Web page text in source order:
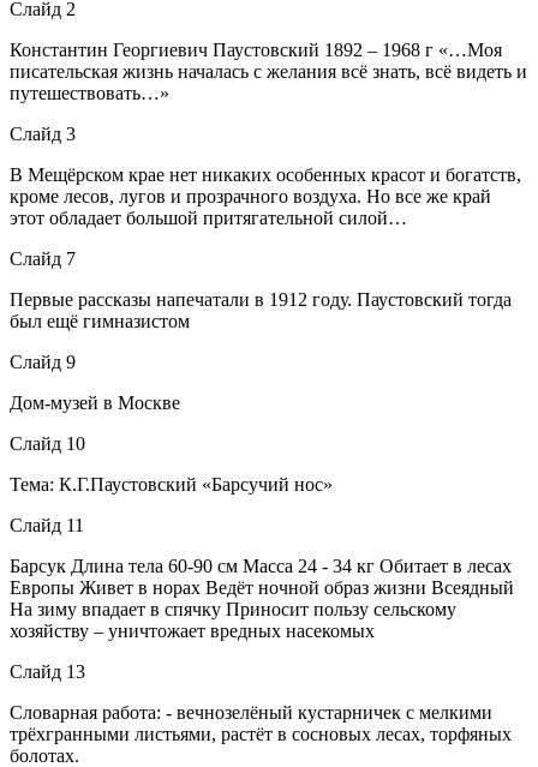
Слайд 2
Константин Георгиевич Паустовский 1892 – 1968 г «…Моя
писательская жизнь началась с желания всё знать, всё видеть и
путешествовать…»
Слайд 3
В Мещёрском крае нет никаких особенных красот и богатств,
кроме лесов, лугов и прозрачного воздуха. Но все же край
этот обладает большой притягательной силой…
Слайд 7
Первые рассказы напечатали в 1912 году. Паустовский тогда
был ещё гимназистом
Слайд 9
Дом-музей в Москве
Слайд 10
Тема: К.Г.Паустовский «Барсучий нос»
Слайд 11
Барсук Длина тела 60-90 см Масса 24 - 34 кг Обитает в лесах
Европы Живет в норах Ведёт ночной образ жизни Всеядный
На зиму впадает в спячку Приносит пользу сельскому
хозяйству – уничтожает вредных насекомых
Слайд 13
Словарная работа: - вечнозелёный кустарничек с мелкими
трёхгранными листьями, растёт в сосновых лесах, торфяных
болотах.